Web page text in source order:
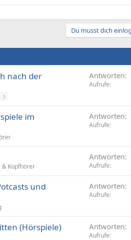
Du musst dich
nach der
3
Antworten
Aufrufe
im
Antworten
Aufrufe
& Kopfhörer
Antworten
Aufrufe
und
Antworten
Aufrufe
(Hörspiele) Antworten
Aufrufe